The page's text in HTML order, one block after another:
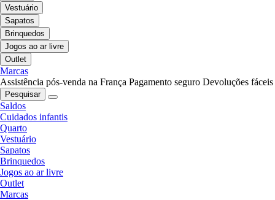
Vestuário
Sapatos
Brinquedos
Jogos ao ar livre
Outlet
Marcas
Assistência pós-venda na França Pagamento seguro Devoluções fáceis
Pesquisar
Saldos
Cuidados infantis
Quarto
Vestuário
Sapatos
Brinquedos
Jogos ao ar livre
Outlet
Marcas